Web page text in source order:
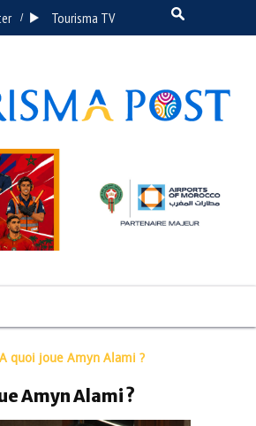
/ Tourisma TV
A quoi joue Amyn Alami ?
Amyn Alami ?